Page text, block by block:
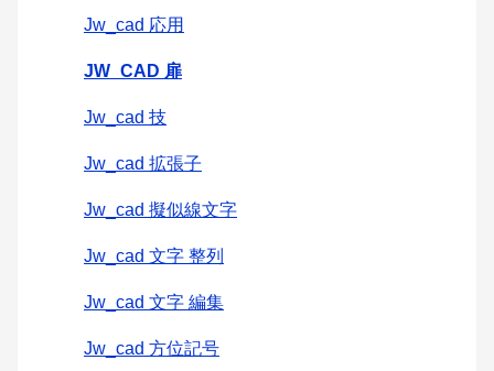
Jw_cad 応用
JW_CAD 扉
Jw_cad 技
Jw_cad 拡張子
Jw_cad 擬似線文字
Jw_cad 文字 整列
Jw_cad 文字 編集
Jw_cad 方位記号